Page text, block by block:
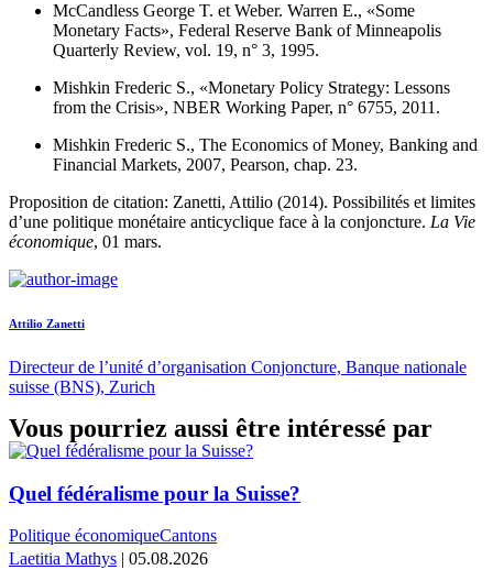
McCandless George T. et Weber. Warren E., «Some
Monetary Facts», Federal Reserve Bank of Minneapolis
Quarterly Review, vol. 19, n° 3, 1995.
Mishkin Frederic S., «Monetary Policy Strategy: Lessons
from the Crisis», NBER Working Paper, n° 6755, 2011.
Mishkin Frederic S., The Economics of Money, Banking and
Financial Markets, 2007, Pearson, chap. 23.
Proposition de citation: Zanetti, Attilio (2014). Possibilités et limites
d’une politique monétaire anticyclique face à la conjoncture. La Vie
économique, 01 mars.
Attilio Zanetti
Directeur de l’unité d’organisation Conjoncture, Banque nationale
suisse (BNS), Zurich
Vous pourriez aussi être intéressé par
Quel fédéralisme pour la Suisse?
Politique économiqueCantons
Laetitia Mathys | 05.08.2026